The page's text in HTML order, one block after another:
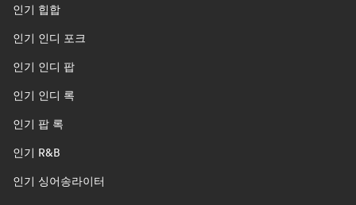
인기 힙합
인기 인디 포크
인기 인디 팝
인기 인디 록
인기 팝 록
인기 R&B
인기 싱어송라이터